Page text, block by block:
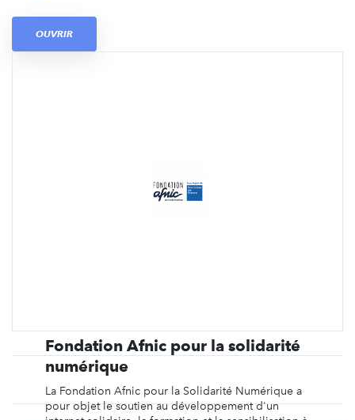
OUVRIR
Fondation Afnic pour la solidarité
numérique
La Fondation Afnic pour la Solidarité Numérique a
pour objet le soutien au développement d'un